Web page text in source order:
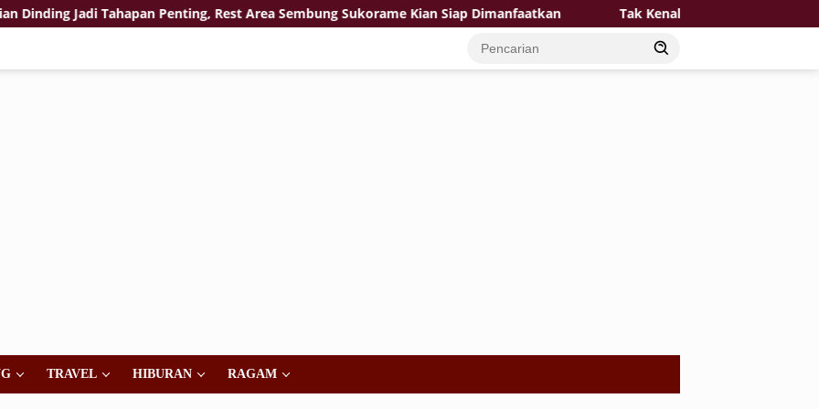
Jadi Tahapan Penting, Rest Area Sembung Sukorame Kian Siap Dimanfaatkan Tak Kenal Lelah, Satgas TMMD
TRAVEL HIBURAN RAGAM